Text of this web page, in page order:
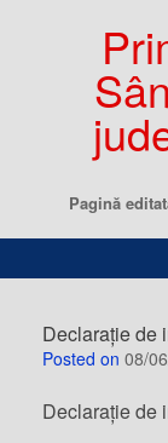
Pagină
Declarație de
Posted on 08/
Declarație de